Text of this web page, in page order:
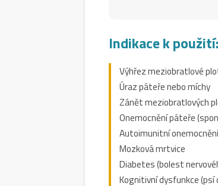
Indikace k použití:
Výhřez meziobratlové
Úraz páteře nebo míchy
Zánět meziobratlových
Onemocnění páteře
Autoimunitní
Mozková mrtvice
Diabetes (bolest
Kognitivní dysfunkce (psí